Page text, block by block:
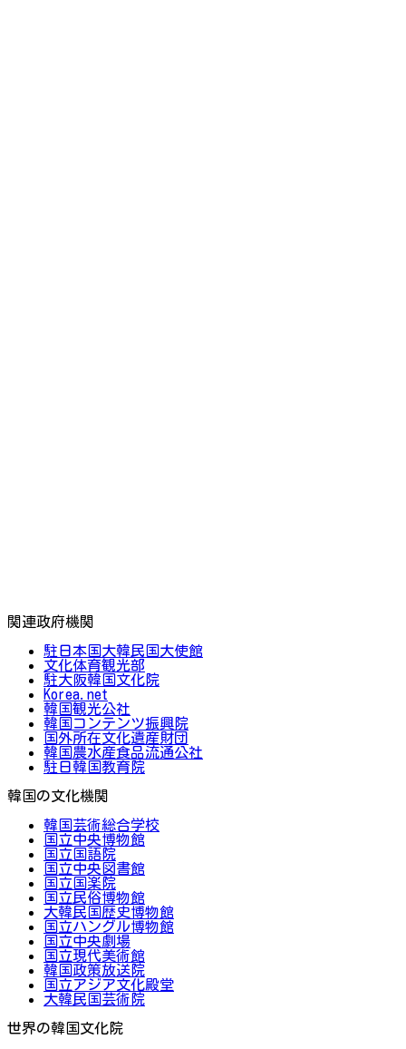
関連政府機関
駐日本国大韓民国大使館
文化体育観光部
駐大阪韓国文化院
Korea.net
韓国観光公社
韓国コンテンツ振興院
国外所在文化遺産財団
韓国農水産食品流通公社
駐日韓国教育院
韓国の文化機関
韓国芸術総合学校
国立中央博物館
国立国語院
国立中央図書館
国立国楽院
国立民俗博物館
大韓民国歴史博物館
国立ハングル博物館
国立中央劇場
国立現代美術館
韓国政策放送院
国立アジア文化殿堂
大韓民国芸術院
世界の韓国文化院